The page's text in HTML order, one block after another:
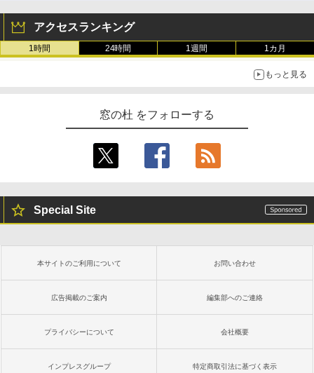
き、グラファイト
￥115,980
アクセスランキング
1時間 24時間 1週間 1カ月
もっと見る
窓の杜 をフォローする
Special Site
本サイトのご利用について お問い合わせ
広告掲載のご案内 編集部へのご連絡
プライバシーについて 会社概要
インプレスグループ 特定商取引法に基づく表示